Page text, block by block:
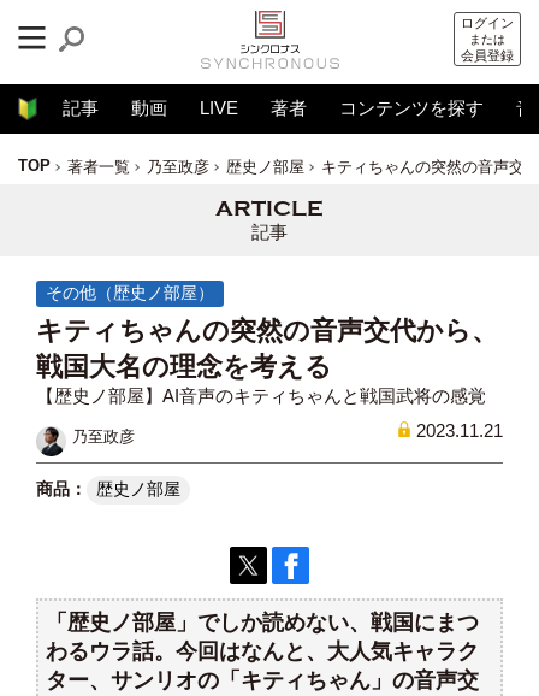
ログイン
または
会員登録
記事 動画 LIVE 著者 コンテンツを探す 音
TOP 著者一覧 乃至政彦 歴史ノ部屋 キティちゃんの突然の音声交
記事
その他（歴史ノ部屋）
キティちゃんの突然の音声交代から、
戦国大名の理念を考える
【歴史ノ部屋】AI音声のキティちゃんと戦国武将の感覚
乃至政彦 2023.11.21
歴史ノ部屋
「歴史ノ部屋」でしか読めない、戦国にまつ
わるウラ話。今回はなんと、大人気キャラク
ター、サンリオの「キティちゃん」の音声交